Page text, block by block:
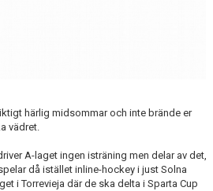
härlig midsommar och inte brände er
vädret.
A-laget ingen isträning men delar av det,
då istället inline-hockey i just Solna
i Torrevieja där de ska delta i Sparta Cup